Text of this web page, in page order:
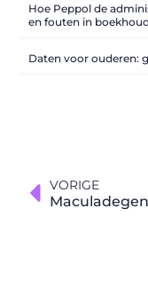
Hoe Peppol de
en fouten in
Daten voor ouderen:
VORIGE